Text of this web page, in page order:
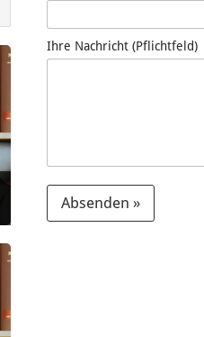
Ihre Nachricht (Pflichtfeld)
Absenden »